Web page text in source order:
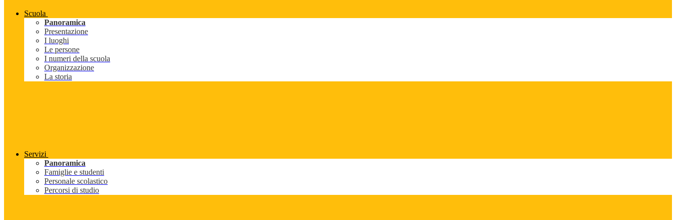
Scuola
Panoramica
Presentazione
I luoghi
Le persone
I numeri della scuola
Organizzazione
La storia
Servizi
Panoramica
Famiglie e studenti
Personale scolastico
Percorsi di studio